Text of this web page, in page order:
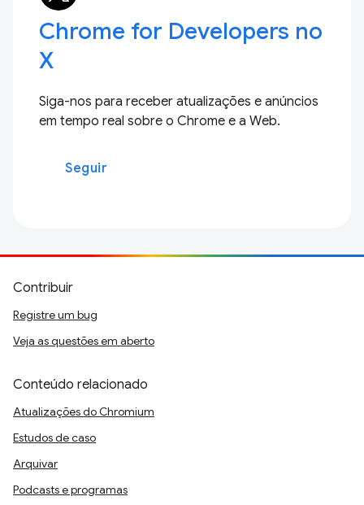
Chrome for Developers no
X
Siga-nos para receber atualizações e anúncios
em tempo real sobre o Chrome e a Web.
Seguir
Contribuir
Registre um bug
Veja as questões em aberto
Conteúdo relacionado
Atualizações do Chromium
Estudos de caso
Arquivar
Podcasts e programas